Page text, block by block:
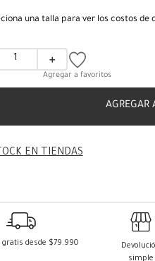
una talla para ver los costos de
＋
AGREGAR
EN TIENDAS
gratis desde $79.990
simple